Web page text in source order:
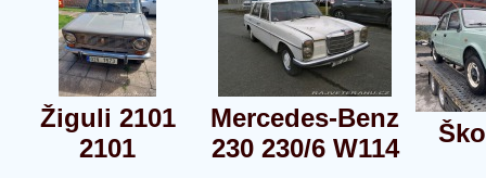
Žiguli 2101
2101
Mercedes-Benz
230 230/6 W114